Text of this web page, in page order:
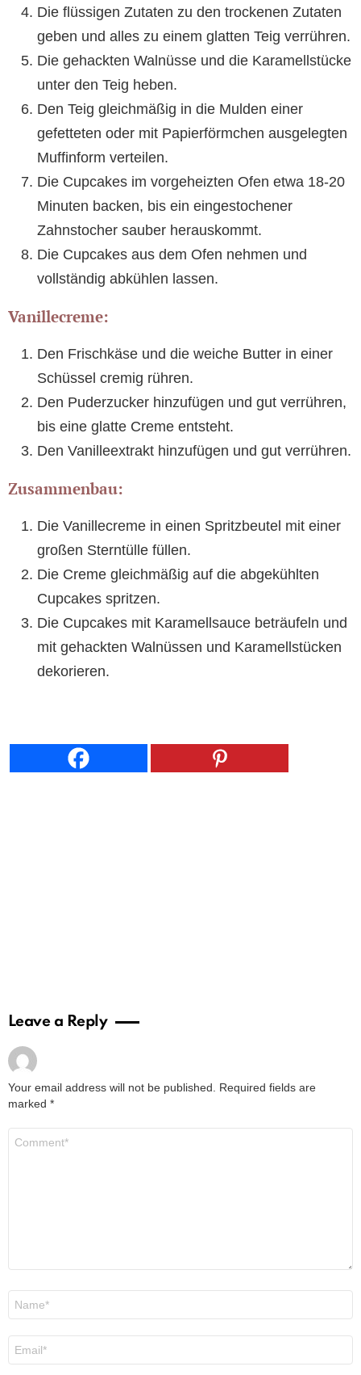
Die flüssigen Zutaten zu den trockenen Zutaten
geben und alles zu einem glatten Teig verrühren.
Die gehackten Walnüsse und die Karamellstücke
unter den Teig heben.
Den Teig gleichmäßig in die Mulden einer
gefetteten oder mit Papierförmchen ausgelegten
Muffinform verteilen.
Die Cupcakes im vorgeheizten Ofen etwa 18-20
Minuten backen, bis ein eingestochener
Zahnstocher sauber herauskommt.
Die Cupcakes aus dem Ofen nehmen und
vollständig abkühlen lassen.
Vanillecreme:
Den Frischkäse und die weiche Butter in einer
Schüssel cremig rühren.
Den Puderzucker hinzufügen und gut verrühren,
bis eine glatte Creme entsteht.
Den Vanilleextrakt hinzufügen und gut verrühren.
Zusammenbau:
Die Vanillecreme in einen Spritzbeutel mit einer
großen Sterntülle füllen.
Die Creme gleichmäßig auf die abgekühlten
Cupcakes spritzen.
Die Cupcakes mit Karamellsauce beträufeln und
mit gehackten Walnüssen und Karamellstücken
dekorieren.
Leave a Reply
Your email address will not be published.
Required fields are
marked *